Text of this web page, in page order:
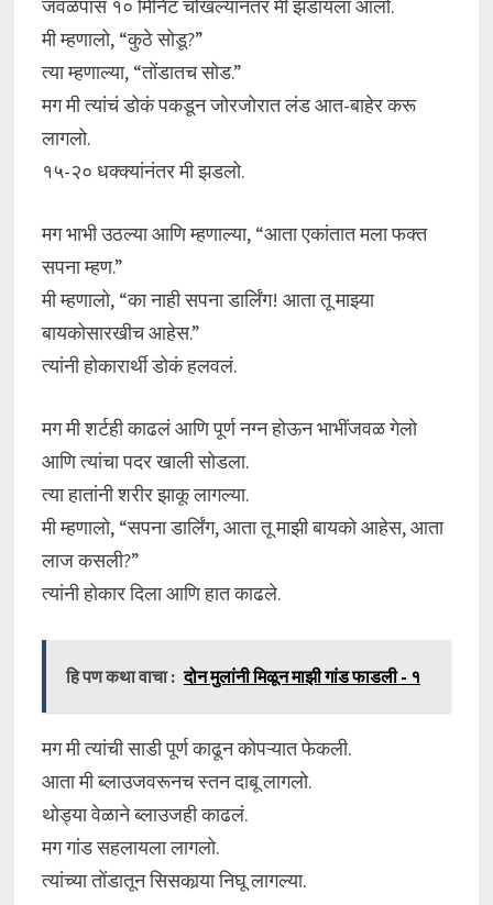
जवळपास १० मिनिटं चोखल्यानंतर मी झडायला आलो.
मी म्हणालो, “कुठे सोडू?”
त्या म्हणाल्या, “तोंडातच सोड.”
मग मी त्यांचं डोकं पकडून जोरजोरात लंड आत-बाहेर करू
लागलो.
१५-२० धक्क्यांनंतर मी झडलो.
मग भाभी उठल्या आणि म्हणाल्या, “आता एकांतात मला फक्त
सपना म्हण.”
मी म्हणालो, “का नाही सपना डार्लिंग! आता तू माझ्या
बायकोसारखीच आहेस.”
त्यांनी होकारार्थी डोकं हलवलं.
मग मी शर्टही काढलं आणि पूर्ण नग्न होऊन भाभींजवळ गेलो
आणि त्यांचा पदर खाली सोडला.
त्या हातांनी शरीर झाकू लागल्या.
मी म्हणालो, “सपना डार्लिंग, आता तू माझी बायको आहेस, आता
लाज कसली?”
त्यांनी होकार दिला आणि हात काढले.
हि पण कथा वाचा : दोन मुलांनी मिळून माझी गांड फाडली - १
मग मी त्यांची साडी पूर्ण काढून कोपऱ्यात फेकली.
आता मी ब्लाउजवरूनच स्तन दाबू लागलो.
थोड्या वेळाने ब्लाउजही काढलं.
मग गांड सहलायला लागलो.
त्यांच्या तोंडातून सिसकार्‍या निघू लागल्या.